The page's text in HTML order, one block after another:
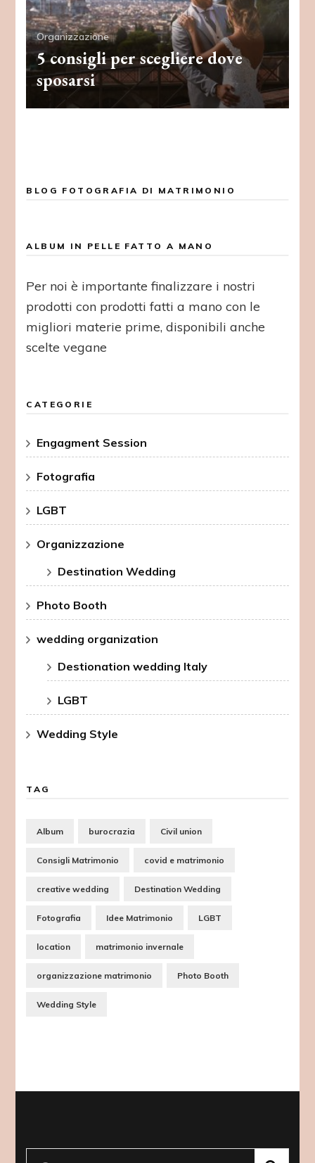
Organizzazione
5 consigli per scegliere dove
sposarsi
BLOG FOTOGRAFIA DI MATRIMONIO
ALBUM IN PELLE FATTO A MANO
Per noi è importante finalizzare i nostri
prodotti con prodotti fatti a mano con le
migliori materie prime, disponibili anche
scelte vegane
CATEGORIE
Engagment Session
Fotografia
LGBT
Organizzazione
Destination Wedding
Photo Booth
wedding organization
Destionation wedding Italy
LGBT
Wedding Style
TAG
Album burocrazia Civil union
Consigli Matrimonio covid e matrimonio
creative wedding Destination Wedding
Fotografia Idee Matrimonio LGBT
location matrimonio invernale
organizzazione matrimonio Photo Booth
Wedding Style